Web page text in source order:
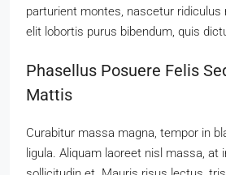
parturient montes, nascetur
elit lobortis purus bibendum, quis
Phasellus Posuere Felis
Mattis
Curabitur massa magna, tempor in
ligula. Aliquam laoreet nisl massa, at